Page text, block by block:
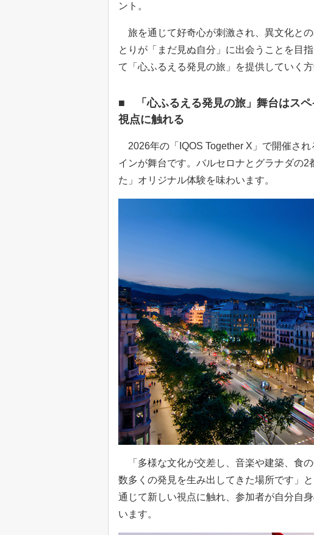
ント。
旅を通じて好奇心が刺激され、異文化と
とりが「まだ見ぬ自分」に出会うことを目
て「心ふるえる発見の旅」を提供していく
■ 「心ふるえる発見の旅」舞台はス
視点に触れる
2026年の「IQOS Together X」で開催さ
インが舞台です。バルセロナとグラナダの
た」オリジナル体験を味わいます。
「多様な文化が交差し、音楽や建築、食
数多くの発見を生み出してきた場所です」
通じて新しい視点に触れ、参加者が自分自
います。